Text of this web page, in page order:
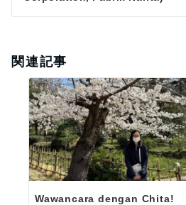
関連記事
Wawancara dengan Chita!